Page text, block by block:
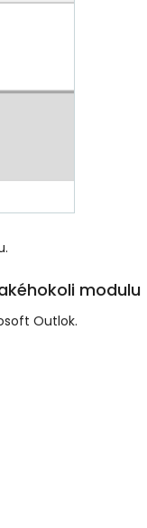
modulu
Outlok.